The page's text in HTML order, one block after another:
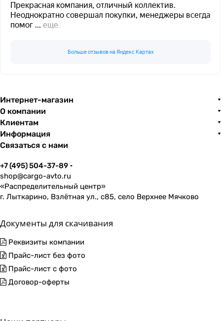
Прекрасная компания, отличный коллектив.
Неоднократно совершал покупки, менеджеры всегда
помог ... еще
Больше отзывов на Яндекс Картах
Интернет-магазин
О компании
Клиентам
Информация
Связаться с нами
+7 (495) 504-37-89
shop@cargo-avto.ru
«Распределительный центр»
г. Лыткарино, Взлётная ул., с85, село Верхнее Мячково
Документы для скачивания
Реквизиты компании
Прайс-лист без фото
Прайс-лист с фото
Договор-оферты